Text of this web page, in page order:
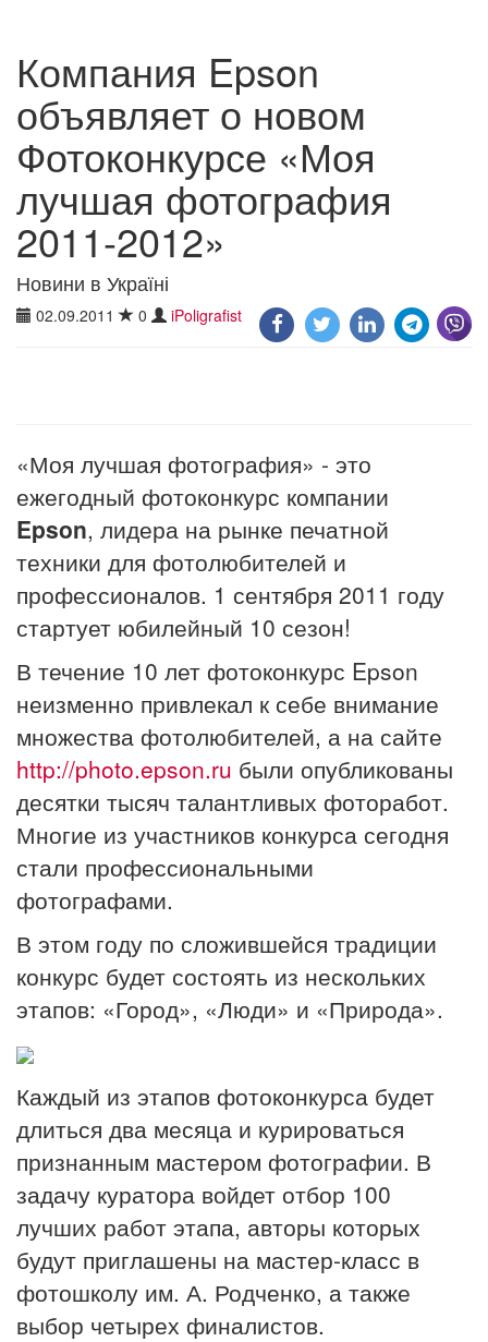
Компания Epson
объявляет о новом
Фотоконкурсе «Моя
лучшая фотография
2011-2012»
Новини в Україні
02.09.2011 0 iPoligrafist
«Моя лучшая фотография» - это
ежегодный фотоконкурс компании
Epson, лидера на рынке печатной
техники для фотолюбителей и
профессионалов. 1 сентября 2011 году
стартует юбилейный 10 сезон!
В течение 10 лет фотоконкурс Epson
неизменно привлекал к себе внимание
множества фотолюбителей, а на сайте
http://photo.epson.ru были опубликованы
десятки тысяч талантливых фоторабот.
Многие из участников конкурса сегодня
стали профессиональными
фотографами.
В этом году по сложившейся традиции
конкурс будет состоять из нескольких
этапов: «Город», «Люди» и «Природа».
Каждый из этапов фотоконкурса будет
длиться два месяца и курироваться
признанным мастером фотографии. В
задачу куратора войдет отбор 100
лучших работ этапа, авторы которых
будут приглашены на мастер-класс в
фотошколу им. А. Родченко, а также
выбор четырех финалистов.